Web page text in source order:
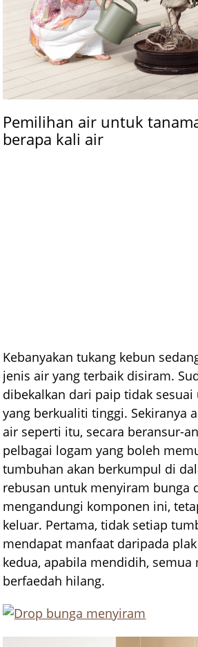
Pemilihan air untuk
berapa kali air
Kebanyakan tukang kebun
jenis air yang terbaik disiram.
dibekalkan dari paip tidak
yang berkualiti tinggi. Sekiranya
air seperti itu, secara beransur-
pelbagai logam yang boleh
tumbuhan akan berkumpul di
rebusan untuk menyiram bunga
mengandungi komponen ini,
keluar. Pertama, tidak setiap
mendapat manfaat daripada
kedua, apabila mendidih, semua
berfaedah hilang.